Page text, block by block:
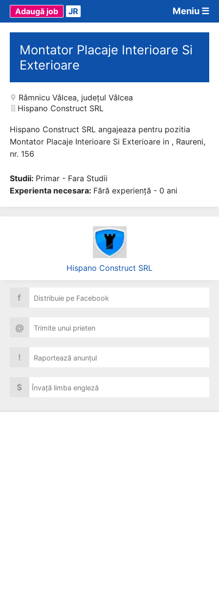
Meniu ☰
Adaugă job JR
Montator Placaje Interioare Si
Exterioare
Râmnicu Vâlcea, județul Vâlcea
Hispano Construct SRL
Hispano Construct SRL angajeaza pentru pozitia
Montator Placaje Interioare Si Exterioare in , Raureni,
nr. 156
Studii: Primar - Fara Studii
Experienta necesara: Fără experiență - 0 ani
Hispano Construct SRL
f Distribuie pe Facebook
@ Trimite unui prieten
! Raportează anunțul
$ Învață limba engleză